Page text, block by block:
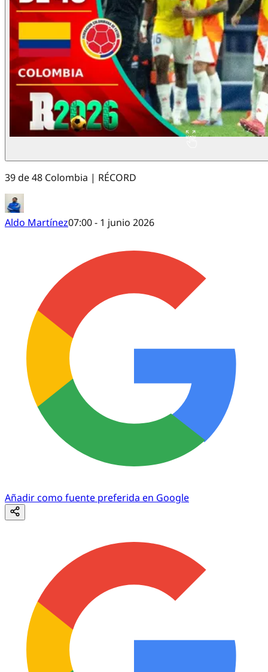
39 de 48 Colombia | RÉCORD
Aldo Martínez07:00 - 1 junio 2026
Añadir como fuente preferida en Google